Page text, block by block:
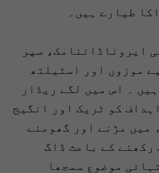
طیارے ہیں۔
ایروناڈائنامک، سپر
موزوں اور اسٹیلتھ
۔ اس میں لگے ریڈار
کو ٹریک اور انگیج
میں مڑنے اور گھومنے
رکھنے کے باعث ڈاگ
موضوع سمجھا